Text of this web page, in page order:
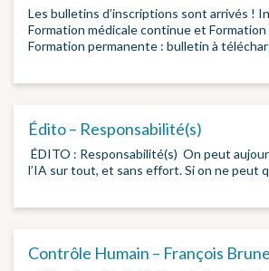
Les bulletins d’inscriptions sont arrivés !
Formation médicale continue et
Formation permanente : bulletin à
Édito – Responsabilité(s)
ÉDITO : Responsabilité(s) ­ On peut
l’IA sur tout, et sans effort. Si on ne peut
Contrôle Humain – François